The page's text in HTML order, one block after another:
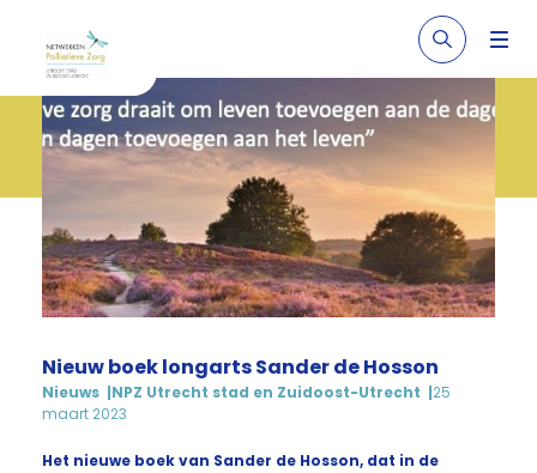
Nieuw boek longarts Sander de Hosson
Nieuws NPZ Utrecht stad en Zuidoost-Utrecht
25
maart 2023
Het nieuwe boek van Sander de Hosson, dat in de